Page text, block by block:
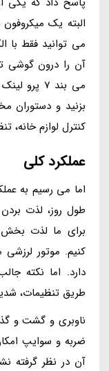
البته یک
می توانید فقط با
آن را درون گوشی
می بند 7
بزنید و دستوران
کنترل لوازم خانه،
عملکرد کلی
طول روز، لذت بردن
برای ما لذت بخش
دارد. اما نکته
طریق تنظیمات،
ضربه و سوایپ
آن در نظر گرفته